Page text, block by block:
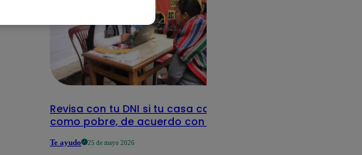
Revisa con tu DNI si tu casa califica
como pobre, de acuerdo con el Sisfoh
Te ayudo 25 de mayo 2026